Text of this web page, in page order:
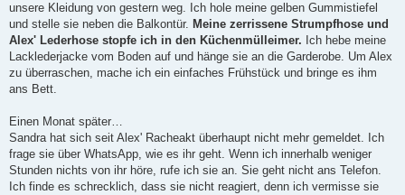
unsere Kleidung von gestern weg. Ich hole meine gelben Gummistiefel
und stelle sie neben die Balkontür. Meine zerrissene Strumpfhose und
Alex' Lederhose stopfe ich in den Küchenmülleimer. Ich hebe meine
Lacklederjacke vom Boden auf und hänge sie an die Garderobe. Um Alex
zu überraschen, mache ich ein einfaches Frühstück und bringe es ihm
ans Bett.
Einen Monat später…
Sandra hat sich seit Alex' Racheakt überhaupt nicht mehr gemeldet. Ich
frage sie über WhatsApp, wie es ihr geht. Wenn ich innerhalb weniger
Stunden nichts von ihr höre, rufe ich sie an. Sie geht nicht ans Telefon.
Ich finde es schrecklich, dass sie nicht reagiert, denn ich vermisse sie